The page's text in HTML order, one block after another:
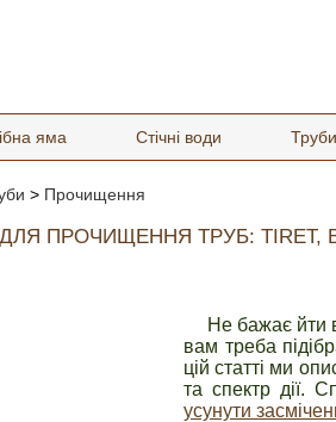
яма Стічні води Труби
> Прочищення
ПРОЧИЩЕННЯ ТРУБ: TIRET,
Не бажає йти
вам треба
цій статті ми
та спектр дії.
усунути